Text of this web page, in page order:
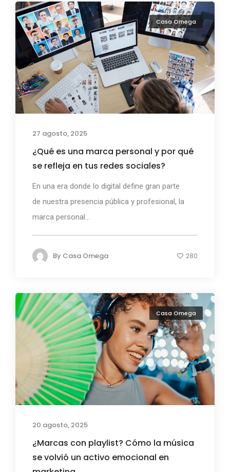
Casa Omega
27 agosto, 2025
¿Qué es una marca personal y por qué
se refleja en tus redes sociales?
En una era donde lo digital define gran parte
de nuestra presencia pública y profesional, la
marca personal...
By Casa Omega 280
Casa Omega
20 agosto, 2025
¿Marcas con playlist? Cómo la música
se volvió un activo emocional en